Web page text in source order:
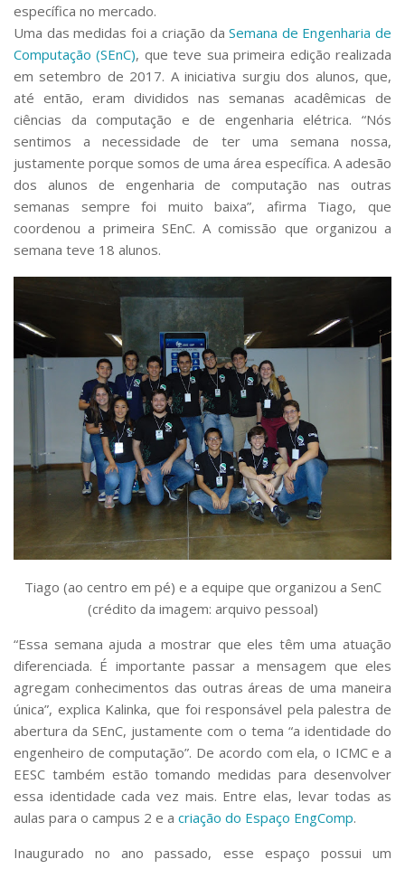
específica no mercado.
Uma das medidas foi a criação daSemana de Engenharia de
Computação (SEnC), que teve sua primeira edição realizada
em setembro de 2017. A iniciativa surgiu dos alunos, que,
até então, eram divididos nas semanas acadêmicas de
ciências da computação e de engenharia elétrica. “Nós
sentimos a necessidade de ter uma semana nossa,
justamente porque somos de uma área específica. A adesão
dos alunos de engenharia de computação nas outras
semanas sempre foi muito baixa”, afirma Tiago, que
coordenou a primeira SEnC. A comissão que organizou a
semana teve 18 alunos.
Tiago (ao centro em pé) e a equipe que organizou a SenC
(crédito da imagem: arquivo pessoal)
“Essa semana ajuda a mostrar que eles têm uma atuação
diferenciada. É importante passar a mensagem que eles
agregam conhecimentos das outras áreas de uma maneira
única”, explica Kalinka, que foi responsável pela palestra de
abertura da SEnC, justamente com o tema “a identidade do
engenheiro de computação”. De acordo com ela, o ICMC e a
EESC também estão tomando medidas para desenvolver
essa identidade cada vez mais. Entre elas, levar todas as
aulas para o campus 2 e a criação do Espaço EngComp.
Inaugurado no ano passado, esse espaço possui um